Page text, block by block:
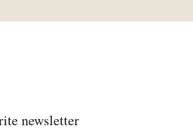
newsletter